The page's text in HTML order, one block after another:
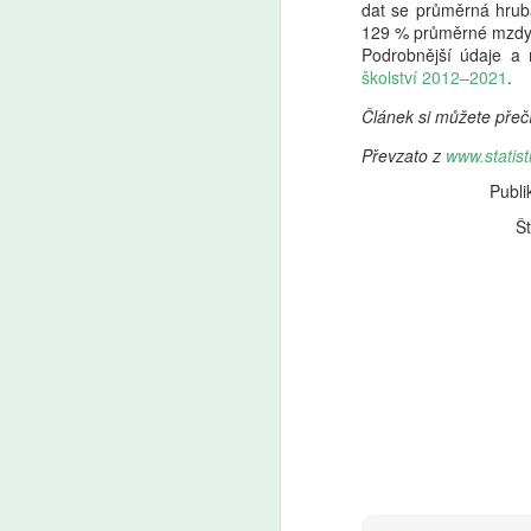
dat se průměrná
129 % průměrné
Podrobnější údaje a
školství 2012–2021 .
Článek si můžete
Převzato z